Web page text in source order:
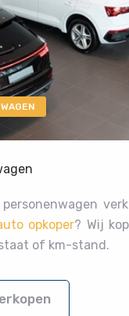
opkoper? Wij
of km-stand.